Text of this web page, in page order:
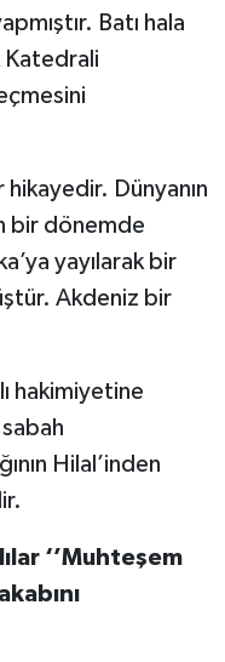
Batı hala
Katedrali
Dünyanın
bir dönemde
yayılarak bir
Akdeniz bir
hakimiyetine
Hilal’inden
‘’Muhteşem